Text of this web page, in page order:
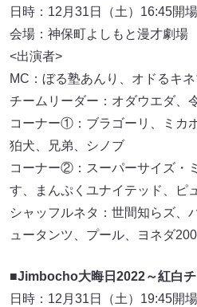
日時：12月31日（土）16:45開
会場：神保町よしもと漫才劇場
<出演者>
MC：ぼる塾あんり、オドるキ
チームリーダー：オダウエダ、
コーナー①：ブラゴーリ、ミカ
狛犬、兄弟、シノブ
コーナー②：スーパーサイズ・
す、まんぷくユナイテッド、ピ
シャッフルネタ：世間知らズ、
ュータンツ、プール、ヨネダ
■Jimbocho大晦日2022～紅白
日時：12月31日（土）19:45開